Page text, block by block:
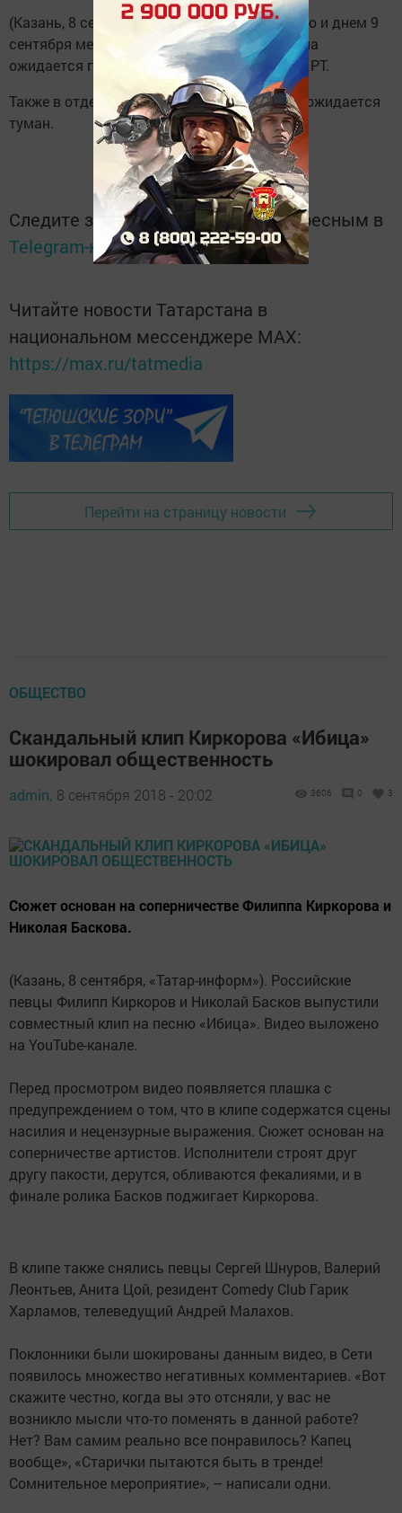
(Казань, 8 сентября, «Татар-информ»). Ночью и днем 9
сентября местами на территории Татарстана
ожидается гроза, сообщает Гидрометцентр РТ.
Также в отдельных районах ночью и утром ожидается
туман.
Следите за самым важным и интересным в
Telegram-канале Татмедиа
Читайте новости Татарстана в
национальном мессенджере MАХ:
https://max.ru/tatmedia
Перейти на страницу новости
ОБЩЕСТВО
Скандальный клип Киркорова «Ибица»
шокировал общественность
admin, 8 сентября 2018 - 20:02 3606 0 3
Сюжет основан на соперничестве Филиппа Киркорова и
Николая Баскова.
(Казань, 8 сентября, «Татар-информ»). Российские
певцы Филипп Киркоров и Николай Басков выпустили
совместный клип на песню «Ибица». Видео выложено
на YouTube-канале.
Перед просмотром видео появляется плашка с
предупреждением о том, что в клипе содержатся сцены
насилия и нецензурные выражения. Сюжет основан на
соперничестве артистов. Исполнители строят друг
другу пакости, дерутся, обливаются фекалиями, и в
финале ролика Басков поджигает Киркорова.
В клипе также снялись певцы Сергей Шнуров, Валерий
Леонтьев, Анита Цой, резидент Comedy Club Гарик
Харламов, телеведущий Андрей Малахов.
Поклонники были шокированы данным видео, в Сети
появилось множество негативных комментариев. «Вот
скажите честно, когда вы это отсняли, у вас не
возникло мысли что-то поменять в данной работе?
Нет? Вам самим реально все понравилось? Капец
вообще», «Старички пытаются быть в тренде!
Сомнительное мероприятие», – написали одни.